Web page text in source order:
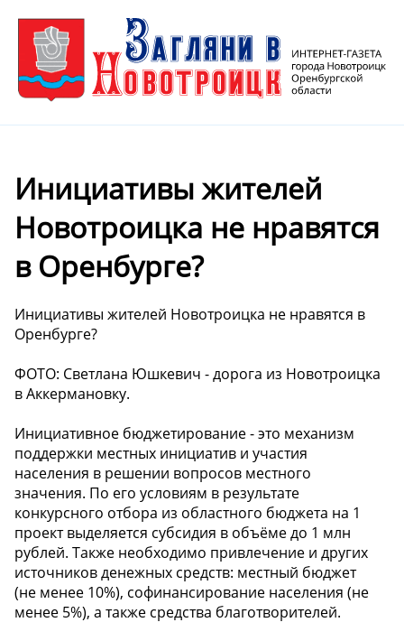
Инициативы жителей
Новотроицка не нравятся
в Оренбурге?
Инициативы жителей Новотроицка не нравятся в
Оренбурге?
ФОТО: Светлана Юшкевич - дорога из Новотроицка
в Аккермановку.
Инициативное бюджетирование - это механизм
поддержки местных инициатив и участия
населения в решении вопросов местного
значения. По его условиям в результате
конкурсного отбора из областного бюджета на 1
проект выделяется субсидия в объёме до 1 млн
рублей. Также необходимо привлечение и других
источников денежных средств: местный бюджет
(не менее 10%), софинансирование населения (не
менее 5%), а также средства благотворителей.